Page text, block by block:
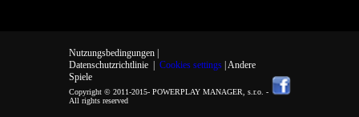
Nutzungsbedingungen |
Datenschutzrichtlinie| Cookies settings | Andere
Spiele
Copyright © 2011-2015- POWERPLAY MANAGER, s.r.o. -
All rights reserved